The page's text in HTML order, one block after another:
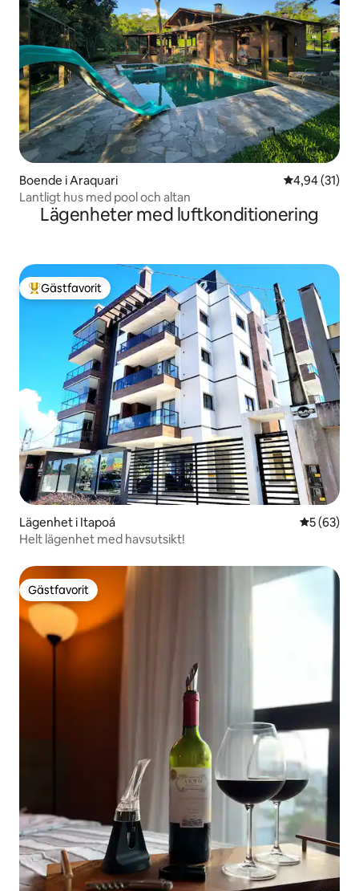
Boende i Araquari 4,94 av 5 i
4,94 (31)
Lantligt hus med pool och altan
Lägenheter med luftkonditionering
Populär gästfavorit
Gästfavorit
Lägenhet i Itapoá 5 av 5 i
5 (63)
Helt lägenhet med havsutsikt!
Gästfavorit
Gästfavorit